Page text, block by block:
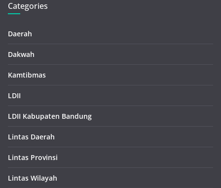
Categories
Daerah
Dakwah
Kamtibmas
LDII
LDII Kabupaten Bandung
Lintas Daerah
Lintas Provinsi
Lintas Wilayah